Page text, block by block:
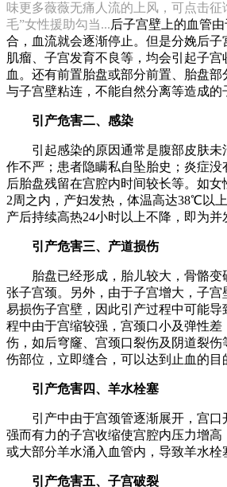
味更多薇薇无痛人流的上风，可点击征
毛”女性援助勾当...后子宫壁上的血管
合，血流就会逐渐停止。但是分娩后子
肌瘤、子宫发育不良等，均会引起子宫
血。还有前置胎盘或部分前置、胎盘
与子宫壁粘连，不能自然分离等造成的
引产危害二、感染
引起感染的原因通常是腹部皮肤未
作不严；患者隐瞒私自坠胎史；炎症
后胎盘残留在宫腔内时间较长等。如
2周之内，产妇发热，体温高达38℃以
产后持续高热24小时以上不降，即为并
引产危害三、产道损伤
胎盘已经形成，胎儿较大，骨骼变
张子宫颈。另外，由于子宫增大，子宫
易损伤子宫壁，因此引产过程中可能导
程中由于宫缩较强，宫颈口小及弹性差
伤，如后穹窿、宫颈口裂伤及阴道裂
伤部位，立即缝合，可以达到止血的目
引产危害四、羊水栓塞
引产中由于宫颈管逐渐展开，宫口
强而有力的子宫收缩使宫腔内压力增高
或大部分羊水涌入血管内，导致羊水栓
引产危害五、子宫破裂